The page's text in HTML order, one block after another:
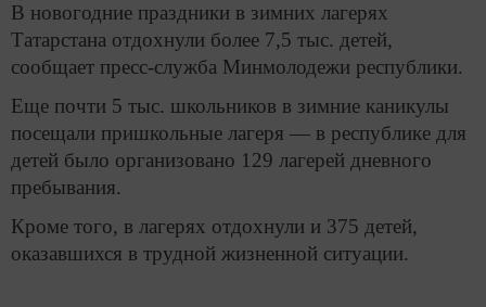
В новогодние праздники в зимних лагерях
Татарстана отдохнули более 7,5 тыс. детей,
сообщает пресс-служба Минмолодежи республики.
Еще почти 5 тыс. школьников в зимние каникулы
посещали пришкольные лагеря — в республике для
детей было организовано 129 лагерей дневного
пребывания.
Кроме того, в лагерях отдохнули и 375 детей,
оказавшихся в трудной жизненной ситуации.